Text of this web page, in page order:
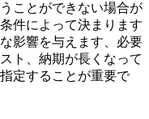
ことができない場合が
件によって決まります
影響を与えます、必要
ト、納期が長くなって
定することが重要で